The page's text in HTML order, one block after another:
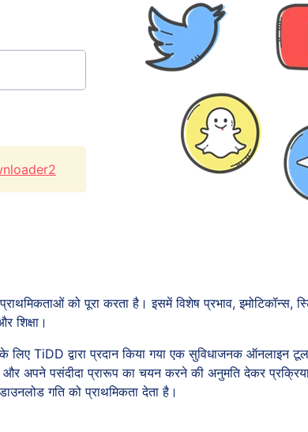
को पूरा करता है। इसमें विशेष प्रभाव,
शिक्षा।
लिए TiDD द्वारा प्रदान किया गया एक सुविधाजनक
अपने पसंदीदा प्रारूप का चयन करने की अनुमति देकर
गति को प्राथमिकता देता है।